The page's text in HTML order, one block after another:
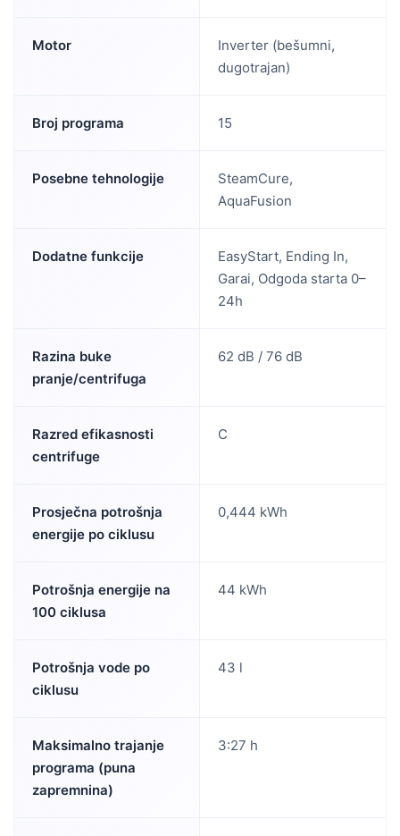
Motor
Inverter (bešumni,
dugotrajan)
Broj programa 15
Posebne tehnologije
SteamCure,
AquaFusion
Dodatne funkcije
EasyStart, Ending In,
Garai, Odgoda starta 0–
24h
Razina buke
pranje/centrifuga
62 dB / 76 dB
Razred efikasnosti
centrifuge
C
Prosječna potrošnja
energije po ciklusu
0,444 kWh
Potrošnja energije na
100 ciklusa
44 kWh
Potrošnja vode po
ciklusu
43 l
Maksimalno trajanje
programa (puna
zapremnina)
3:27 h